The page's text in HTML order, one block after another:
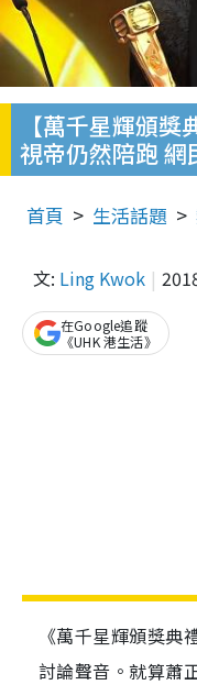
【萬千星輝頒
視帝仍然陪跑 網
首頁 生活話題
文: Ling Kwok
在Google追蹤
《UHK 港生活》
《萬千星輝頒獎典
討論聲音。就算蕭